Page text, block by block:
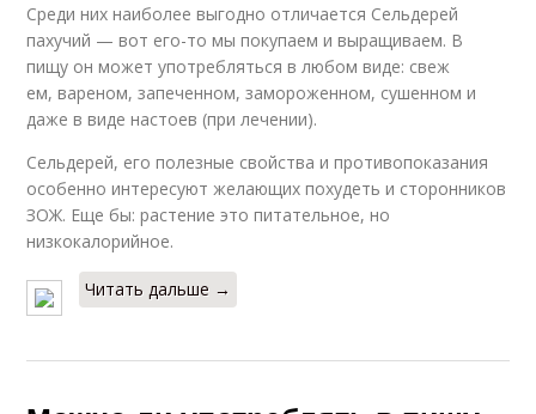
Среди них наиболее выгодно отличается Сельдерей
пахучий — вот его-то мы покупаем и выращиваем. В
пищу он может употребляться в любом виде: свеж
ем, вареном, запеченном, замороженном, сушенном и
даже в виде настоев (при лечении).
Сельдерей, его полезные свойства и противопоказания
особенно интересуют желающих похудеть и сторонников
ЗОЖ. Еще бы: растение это питательное, но
низкокалорийное.
Читать дальше →